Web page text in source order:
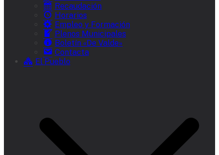
Recaudación
Horarios
Empleo y Formación
Plenos Municipales
Boletín «De Valde»
Contacta
El Pueblo